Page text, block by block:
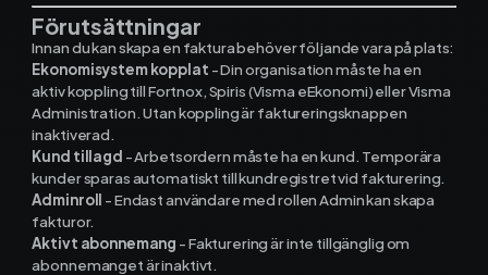
Kalkylatorer
Ekonomisystem
Fortnox
Spiris
Förutsättningar
Innan du kan skapa en faktura behöver följande vara på plats:
Ekonomisystem kopplat - Din organisation måste ha en
aktiv koppling till Fortnox, Spiris (Visma eEkonomi) eller Visma
Administration. Utan koppling är faktureringsknappen
inaktiverad.
Kund tillagd - Arbetsordern måste ha en kund. Temporära
kunder sparas automatiskt till kundregistret vid fakturering.
Adminroll - Endast användare med rollen Admin kan skapa
fakturor.
Aktivt abonnemang - Fakturering är inte tillgänglig om
abonnemanget är inaktivt.